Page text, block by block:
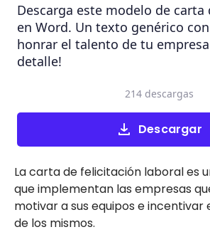
Descarga este modelo de
en Word. Un texto genérico
honrar el talento de tu
detalle!
Descargar
214 descargas
La carta de felicitación laboral es
que implementan las empresas
motivar a sus equipos e
de los mismos.